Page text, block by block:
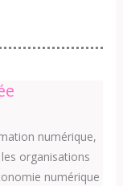
numérique,
organisations
numérique